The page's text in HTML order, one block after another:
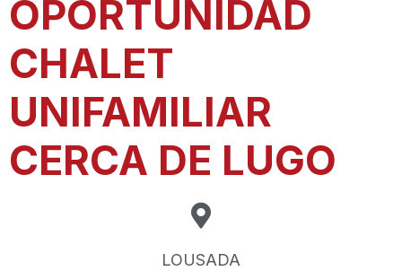
OPORTUNIDAD
CHALET
UNIFAMILIAR
CERCA DE LUGO
LOUSADA